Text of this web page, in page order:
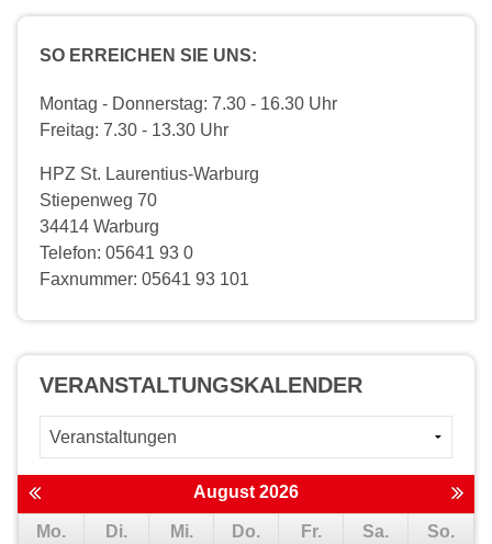
SO ERREICHEN SIE UNS:
Montag - Donnerstag: 7.30 - 16.30 Uhr
Freitag: 7.30 - 13.30 Uhr
HPZ St. Laurentius-Warburg
Stiepenweg 70
34414 Warburg
Telefon: 05641 93 0
Faxnummer: 05641 93 101
VERANSTALTUNGS­KALENDER
August 2026
Mo. Di. Mi. Do. Fr. Sa.
So.